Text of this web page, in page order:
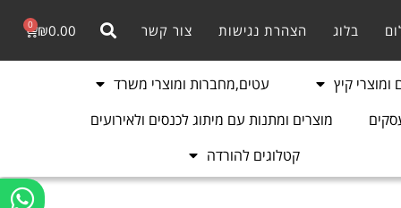
בלוג הצהרת נגישות צור קשר ₪0.00
0
קיץ
עטים,מחברות ומוצרי משרד
מוצרים ומתנות עם מיתוג לכנסים ולאירועים
קטלוגים להורדה